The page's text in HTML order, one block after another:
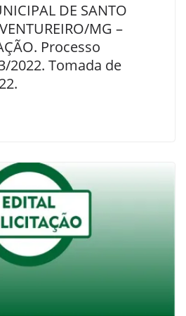
DE SANTO
MG –
Processo
2022. Tomada de